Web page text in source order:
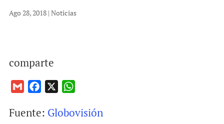
Ago 28, 2018| Noticias
comparte
a
c
a
Fuente: Globovisión